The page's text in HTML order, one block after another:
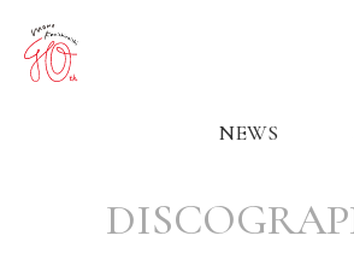
NEWS